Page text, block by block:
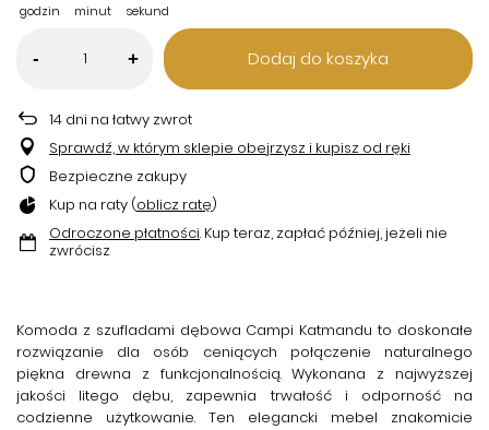
godzin minut sekund
- + Dodaj do koszyka
14 dni na łatwy zwrot
Sprawdź, w którym sklepie obejrzysz i kupisz od ręki
Bezpieczne zakupy
Kup na raty (oblicz ratę)
Odroczone płatności. Kup teraz, zapłać później, jeżeli nie
zwrócisz
Komoda z szufladami dębowa Campi Katmandu to doskonałe
rozwiązanie dla osób ceniących połączenie naturalnego
piękna drewna z funkcjonalnością. Wykonana z najwyższej
jakości litego dębu, zapewnia trwałość i odporność na
codzienne użytkowanie. Ten elegancki mebel znakomicie